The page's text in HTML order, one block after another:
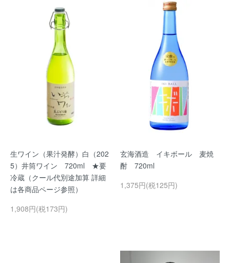
生ワイン（果汁発酵）白（202
5）井筒ワイン 720ml ★要
冷蔵（クール代別途加算 詳細
は各商品ページ参照）
1,908円(税173円)
玄海酒造 イキボール 麦焼
酎 720ml
1,375円(税125円)